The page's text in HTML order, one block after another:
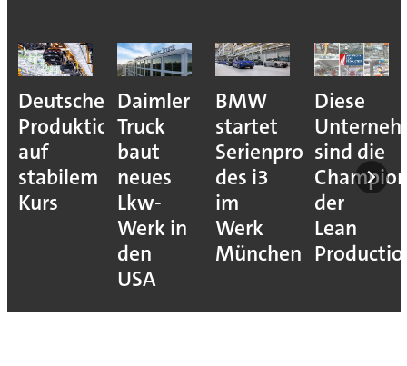
Daimler
Truck
baut
neues
Lkw-
BMW
startet
Serienproduktion
des i3
im
Werk
München
Diese
Unternehmen
sind die
Champions
der
Lean
Production
Puebla
macht
sich
bereit
für den
VW
Golf